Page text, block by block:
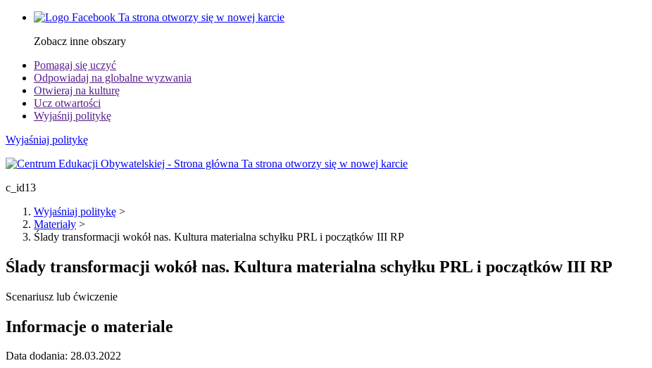
Ta strona otworzy się w nowej karcie
Zobacz inne obszary
Pomagaj się uczyć
Odpowiadaj na globalne wyzwania
Otwieraj na kulturę
Ucz otwartości
Wyjaśnij politykę
Wyjaśniaj politykę
Ta strona otworzy się w nowej karcie
c_id13
Wyjaśniaj politykę >
Materiały >
Ślady transformacji wokół nas. Kultura materialna schyłku PRL i początków III RP
Ślady transformacji wokół nas. Kultura materialna schyłku PRL i początków III RP
Scenariusz lub ćwiczenie
Informacje o materiale
Data dodania: 28.03.2022